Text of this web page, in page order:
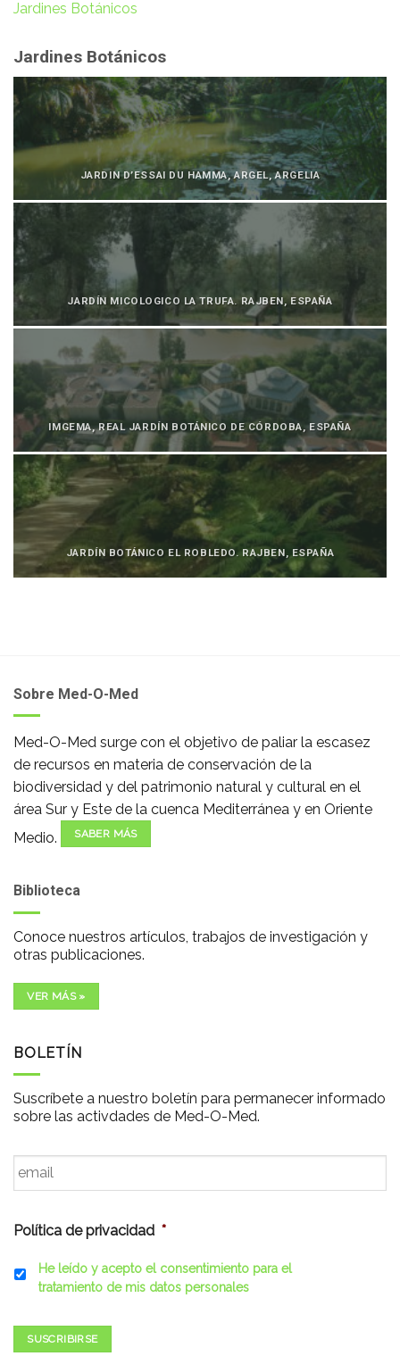
Jardines Botánicos
Jardines Botánicos
JARDIN D’ESSAI DU HAMMA, ARGEL, ARGELIA
JARDÍN MICOLOGICO LA TRUFA. RAJBEN, ESPAÑA
IMGEMA, REAL JARDÍN BOTÁNICO DE CÓRDOBA, ESPAÑA
JARDÍN BOTÁNICO EL ROBLEDO. RAJBEN, ESPAÑA
Sobre Med-O-Med
Med-O-Med surge con el objetivo de paliar la escasez
de recursos en materia de conservación de la
biodiversidad y del patrimonio natural y cultural en el
área Sur y Este de la cuenca Mediterránea y en Oriente
Medio.
SABER MÁS
Biblioteca
Conoce nuestros artículos, trabajos de investigación y
otras publicaciones.
VER MÁS »
BOLETÍN
Suscríbete a nuestro boletín para permanecer informado
sobre las activdades de Med-O-Med.
Email *
Política de privacidad *
He leído y acepto el consentimiento para el
tratamiento de mis datos personales
SUSCRIBIRSE